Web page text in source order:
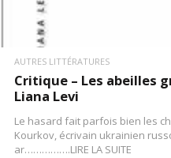
AUTRES LITTÉRATURES
Critique – Les abeilles
Liana Levi
Le hasard fait parfois bien les
Kourkov, écrivain ukrainien
ar…………….LIRE LA SUITE